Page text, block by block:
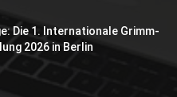
Die 1. Internationale Grimm-
2026 in Berlin